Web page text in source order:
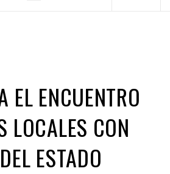
EL ENCUENTRO
LOCALES CON
ESTADO